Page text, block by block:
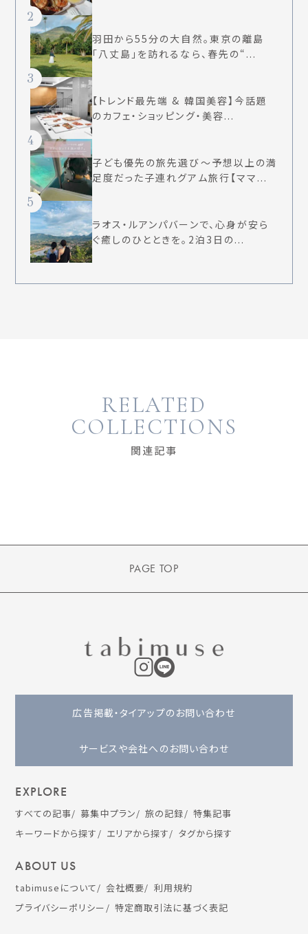
2
羽田から55分の大自然。東京の離島
「八丈島」を訪れるなら、春先の“...
3
【トレンド最先端 & 韓国美容】今話題
のカフェ・ショッピング・美容...
4
子ども優先の旅先選び〜予想以上の満
足度だった子連れグアム旅行【ママ...
5
ラオス・ルアンパバーンで、心身が安ら
ぐ癒しのひとときを。2泊3日の...
RELATED
COLLECTIONS
関連記事
PAGE TOP
広告掲載・タイアップのお問い合わせ
サービスや会社へのお問い合わせ
EXPLORE
すべての記事 募集中プラン 旅の記録
特集記事
キーワードから探す
エリアから探す タグから探す
ABOUT US
tabimuseについて 会社概要
利用規約
プライバシーポリシー
特定商取引法に基づく表記